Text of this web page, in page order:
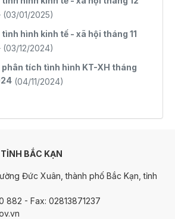
(03/01/2025)
hình kinh tế - xã hội tháng 11
(03/12/2024)
phân tích tình hình KT-XH tháng
(04/11/2024)
BẮC KẠN
Đức Xuân, thành phố Bắc Kạn, tỉnh
882 - Fax: 02813871237